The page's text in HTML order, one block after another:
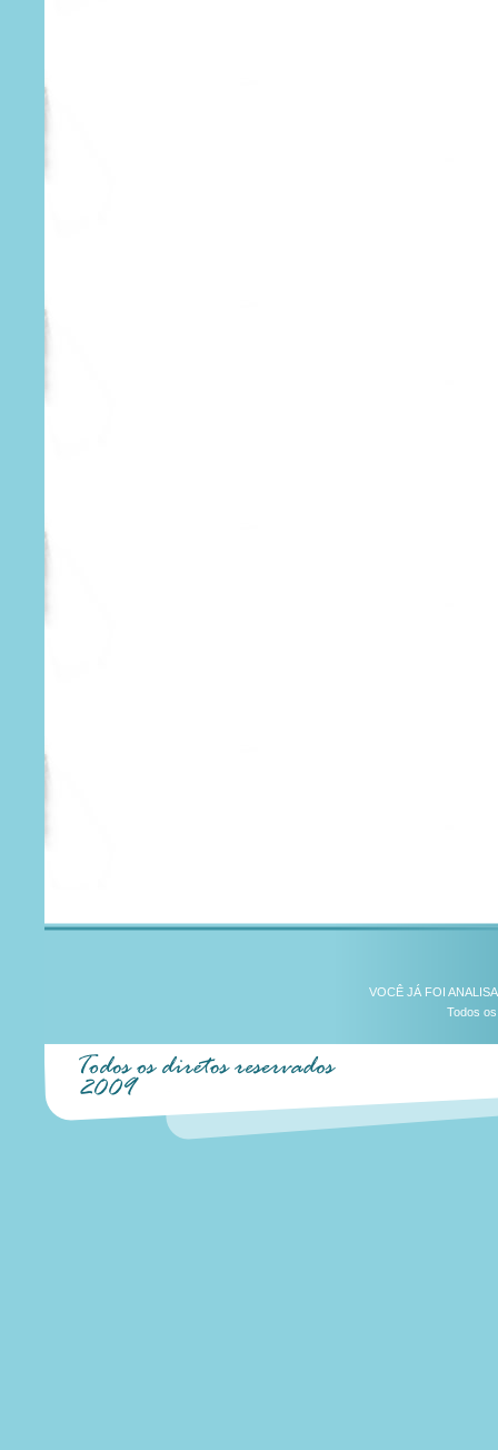
VOCÊ JÁ FOI
Todos